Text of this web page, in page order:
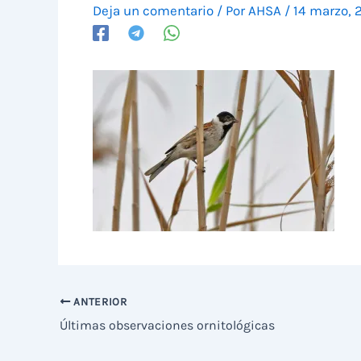
Deja un comentario / Por AHSA / 14 marzo,
ANTERIOR
Últimas observaciones ornitológicas